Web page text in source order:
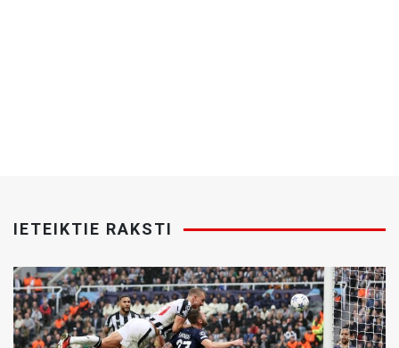
IETEIKTIE RAKSTI